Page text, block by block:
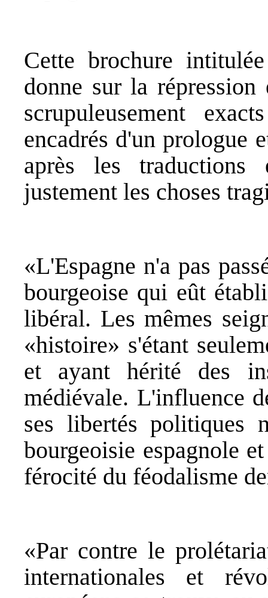
Cette brochure
donne sur la répression
scrupuleusement
encadrés d'un prologue
après les
justement les choses
«L'Espagne n'a pas
bourgeoise qui eût
libéral. Les mêmes
«histoire» s'étant
et ayant hérité des
médiévale. L'influence
ses libertés politiques
bourgeoisie espagnole
férocité du féodalisme
«Par contre le
internationales et